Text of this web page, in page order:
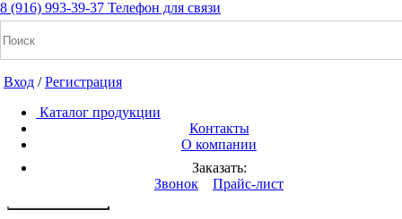
8 (916) 993-39-37 Телефон для связи
Вход /Регистрация
Каталог продукции
Контакты
О компании
Заказать:
Звонок
Прайс-лист
+7(916) 993-39-37
Код:3232
Код:2828
Код:2929
Код:3030
Код:3131